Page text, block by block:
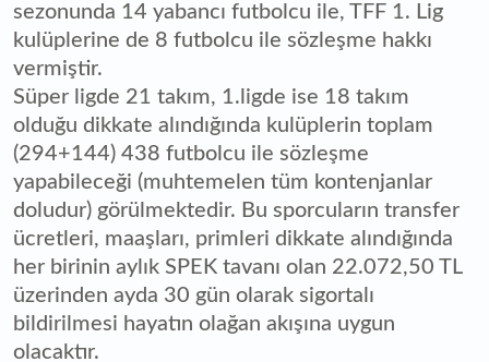
sezonunda 14 yabancı futbolcu ile, TFF 1. Lig
kulüplerine de 8 futbolcu ile sözleşme hakkı
vermiştir.
Süper ligde 21 takım, 1.ligde ise 18 takım
olduğu dikkate alındığında kulüplerin toplam
(294+144) 438 futbolcu ile sözleşme
yapabileceği (muhtemelen tüm kontenjanlar
doludur) görülmektedir. Bu sporcuların transfer
ücretleri, maaşları, primleri dikkate alındığında
her birinin aylık SPEK tavanı olan 22.072,50 TL
üzerinden ayda 30 gün olarak sigortalı
bildirilmesi hayatın olağan akışına uygun
olacaktır.